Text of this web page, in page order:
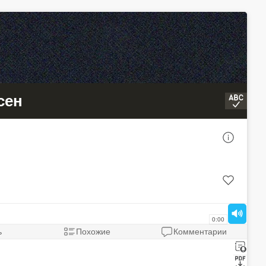
0:00
Похожие Комментарии
Александра Черемисова - Океан
Александра Черемисова - Океан